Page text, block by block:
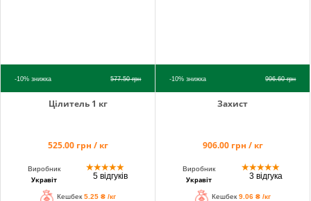
-10%знижка 577.50грн
Цілитель 1 кг
525.00 грн / кг
Виробник
Укравіт
★★★★★
5 відгуків
Кешбек 5.25 ₴ /кг
-10%знижка 996.60грн
Захист
906.00 грн / кг
Виробник
Укравіт
★★★★★
3 відгука
Кешбек 9.06 ₴ /кг